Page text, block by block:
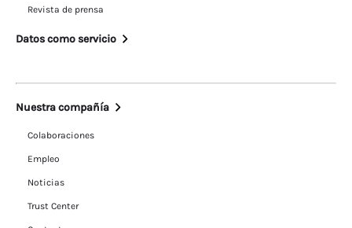
Revista de prensa
Datos como servicio
Nuestra compañía
Colaboraciones
Empleo
Noticias
Trust Center